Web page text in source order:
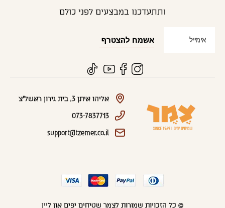
ותתעדכנו במבצעים לפני כולם
אליהו איתן 3, בית גירון ראשל"צ
073-7837713
support@tzemer.co.il
© כל הזכויות שמורות לצמר שטיחים יפים און ליין